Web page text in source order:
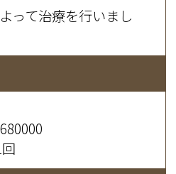
って治療を行いまし